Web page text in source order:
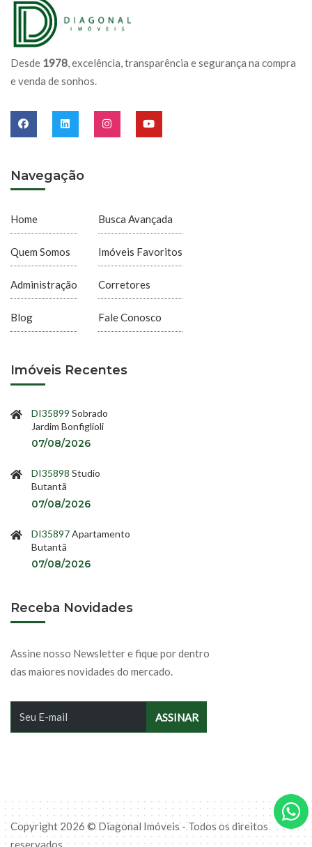
Desde 1978, excelência, transparência e segurança na compra
e venda de sonhos.
Navegação
Home
Quem Somos
Administração
Blog
Busca Avançada
Imóveis Favoritos
Corretores
Fale Conosco
Imóveis Recentes
DI35899 Sobrado
Jardim Bonfiglioli
07/08/2026
DI35898 Studio
Butantã
07/08/2026
DI35897Apartamento
Butantã
07/08/2026
Receba Novidades
Assine nosso Newsletter e fique por dentro
das maiores novidades do mercado.
Copyright 2026 © Diagonal Imóveis - Todos os direitos
reservados.